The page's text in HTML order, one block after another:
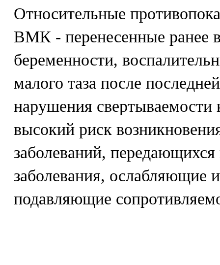
Относительные
ВМК - перенесенные ранее
беременности,
малого таза после
нарушения свертываемости
высокий риск
заболеваний,
заболевания, ослабляющие
подавляющие